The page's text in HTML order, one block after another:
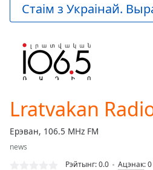
Video
Skip
Backward
Forward
Current
Time 0:00
Duration
Loaded
Стаім з Украінай.
Lratvakan
Ерэван, 106.5 MHz FM
news
Рэйтынг:0.0 Ацэнак:0